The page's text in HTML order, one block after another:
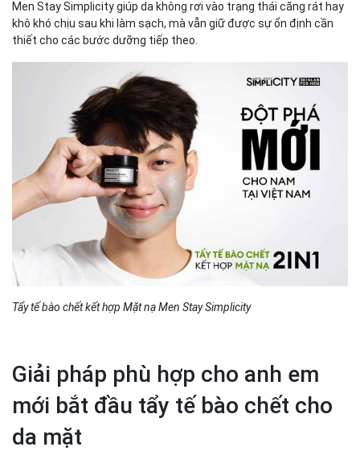
Men Stay Simplicity giúp da không rơi vào trạng thái căng rát hay
khô khó chịu sau khi làm sạch, mà vẫn giữ được sự ổn định cần
thiết cho các bước dưỡng tiếp theo.
Tẩy tế bào chết kết hợp Mặt nạ Men Stay Simplicity
Giải pháp phù hợp cho anh em
mới bắt đầu tẩy tế bào chết cho
da mặt